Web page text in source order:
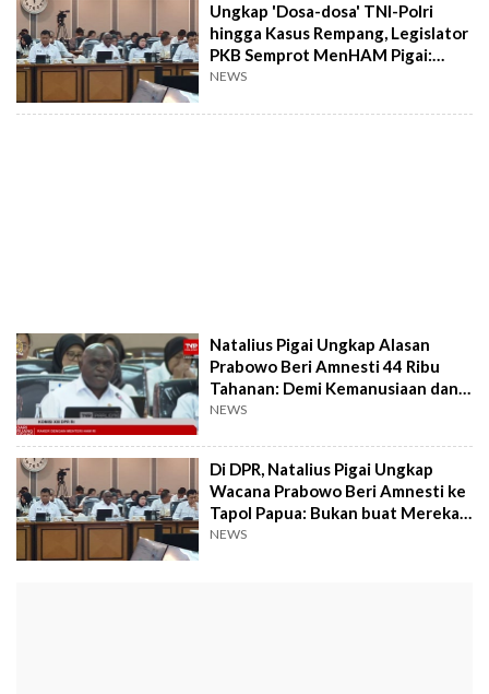
Ungkap 'Dosa-dosa' TNI-Polri
hingga Kasus Rempang, Legislator
PKB Semprot MenHAM Pigai:
Pelanggaran HAM Dibiayai APBN?
NEWS
Natalius Pigai Ungkap Alasan
Prabowo Beri Amnesti 44 Ribu
Tahanan: Demi Kemanusiaan dan
Rekonsiliasi
NEWS
Di DPR, Natalius Pigai Ungkap
Wacana Prabowo Beri Amnesti ke
Tapol Papua: Bukan buat Mereka
yang Bersenjata!
NEWS